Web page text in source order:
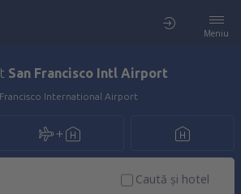
Meniu
San Francisco Intl Airport
Francisco International Airport
Caută şi hotel